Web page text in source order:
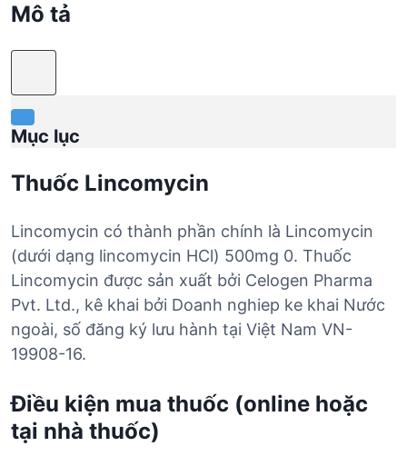
Mô tả
Mục lục
Thuốc Lincomycin
Lincomycin có thành phần chính là Lincomycin
(dưới dạng lincomycin HCl) 500mg 0. Thuốc
Lincomycin được sản xuất bởi Celogen Pharma
Pvt. Ltd., kê khai bởi Doanh nghiep ke khai Nước
ngoài, số đăng ký lưu hành tại Việt Nam VN-
19908-16.
Điều kiện mua thuốc (online hoặc
tại nhà thuốc)